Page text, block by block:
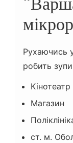
Рухаючись
робить
Магазин
ст. м.